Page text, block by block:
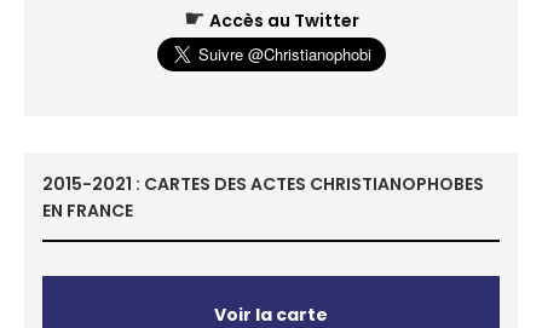
☛ Accès au Twitter
2015-2021 : CARTES DES ACTES CHRISTIANOPHOBES
EN FRANCE
Voir la carte